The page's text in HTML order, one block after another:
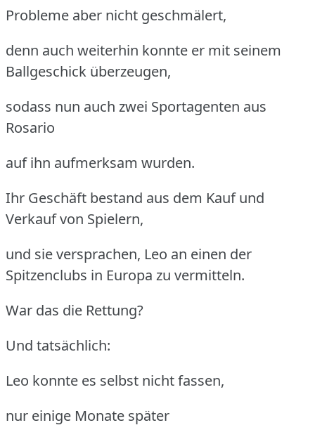
Probleme aber nicht geschmälert,
denn auch weiterhin konnte er mit seinem
Ballgeschick überzeugen,
sodass nun auch zwei Sportagenten aus
Rosario
auf ihn aufmerksam wurden.
Ihr Geschäft bestand aus dem Kauf und
Verkauf von Spielern,
und sie versprachen, Leo an einen der
Spitzenclubs in Europa zu vermitteln.
War das die Rettung?
Und tatsächlich:
Leo konnte es selbst nicht fassen,
nur einige Monate später